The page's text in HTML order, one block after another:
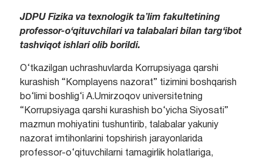
JDPU Fizika va texnologik taʼlim fakultetining
professor-o‘qituvchilari va talabalari bilan targ‘ibot
tashviqot ishlari olib borildi.
O‘tkazilgan uchrashuvlarda Korrupsiyaga qarshi
kurashish “Komplayens nazorat” tizimini boshqarish
bo‘limi boshlig‘i A.Umirzoqov universitetning
“Korrupsiyaga qarshi kurashish bo‘yicha Siyosati”
mazmun mohiyatini tushuntirib, talabalar yakuniy
nazorat imtihonlarini topshirish jarayonlarida
professor-o‘qituvchilarni tamagirlik holatlariga,